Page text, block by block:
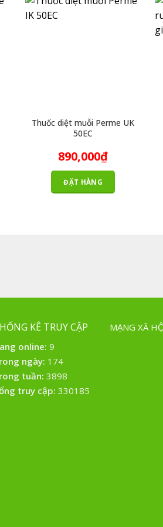
Thuốc diệt muỗi Perme UK
50EC
890,000₫
ĐẶT HÀNG
KÊ TRUY CẬP
online: 9
ngày: 174
tuần: 3898
truy cập: 330185
MẠNG XÃ